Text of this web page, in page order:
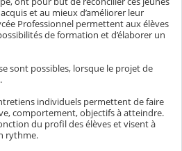
et au mieux d’améliorer leur
Professionnel permettent aux élèves
de formation et d’élaborer un
sont possibles, lorsque le projet de
individuels permettent de faire
comportement, objectifs à atteindre.
du profil des élèves et visent à
rythme.